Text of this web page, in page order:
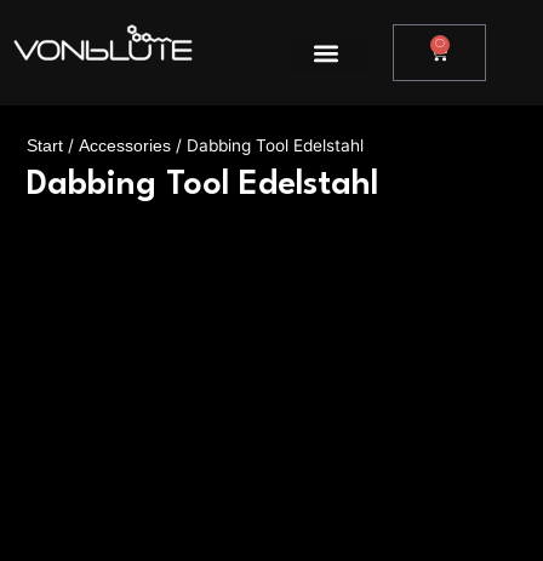
Inhalt
springen
0
Start /Accessories / Dabbing Tool Edelstahl
Dabbing Tool Edelstahl